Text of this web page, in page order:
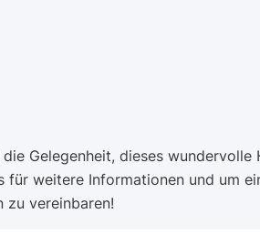
Gelegenheit, dieses wundervolle
für weitere Informationen und um
zu vereinbaren!